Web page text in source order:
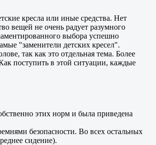
кресла или иные средства. Нет
вещей не очень радует разумного
выбора успешно
"заменители детских кресел".
так как это отдельная тема. Более
поступить в этой ситуации, каждые
этих норм и была приведена
безопасности. Во всех остальных
сидение).